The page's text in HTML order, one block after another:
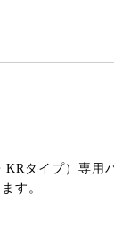
KRタイプ）専用
す。